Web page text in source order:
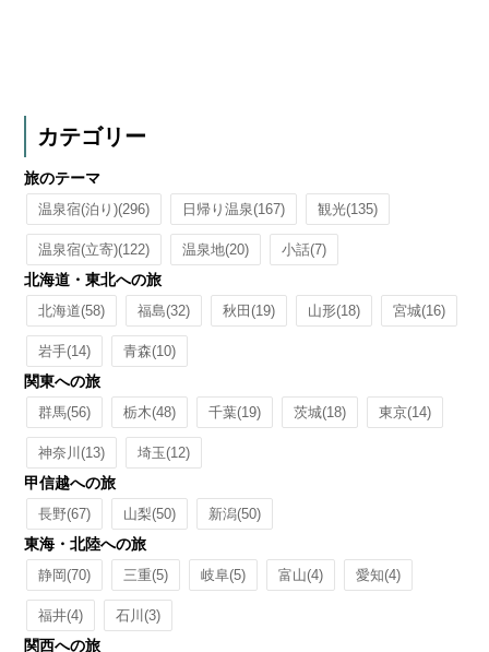
カテゴリー
旅のテーマ
温泉宿(泊り)(296) 日帰り温泉(167) 観光(135)
温泉宿(立寄)(122) 温泉地(20) 小話(7)
北海道・東北への旅
北海道(58) 福島(32) 秋田(19) 山形(18) 宮城(16)
岩手(14) 青森(10)
関東への旅
群馬(56) 栃木(48) 千葉(19) 茨城(18) 東京(14)
神奈川(13) 埼玉(12)
甲信越への旅
長野(67) 山梨(50) 新潟(50)
東海・北陸への旅
静岡(70) 三重(5) 岐阜(5) 富山(4) 愛知(4)
福井(4) 石川(3)
関西への旅